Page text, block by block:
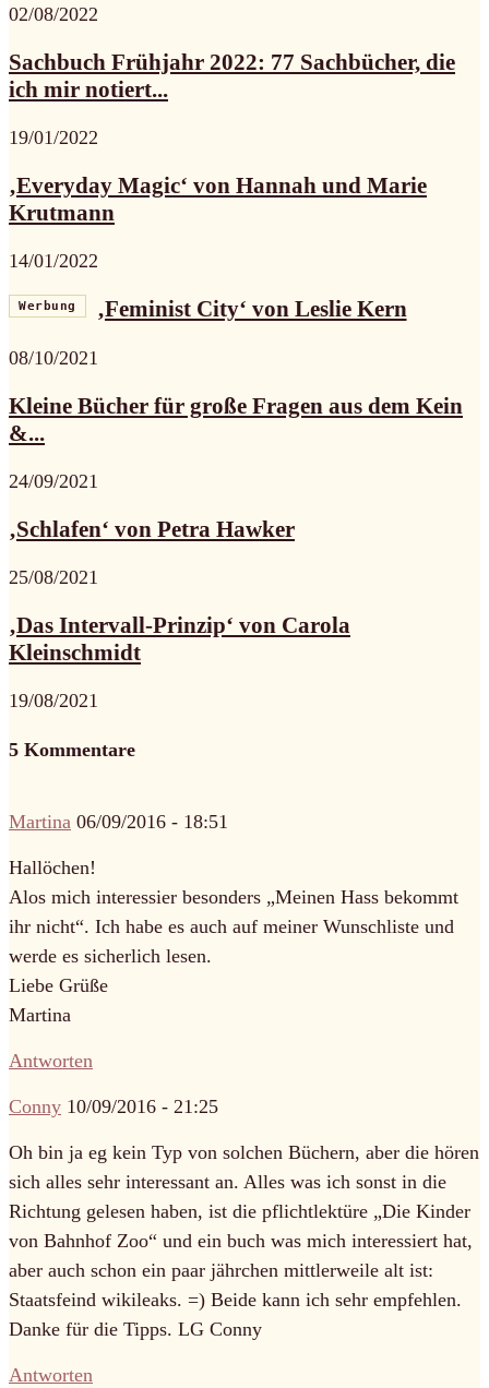
02/08/2022
Sachbuch Frühjahr 2022: 77 Sachbücher, die
ich mir notiert...
19/01/2022
‚Everyday Magic‘ von Hannah und Marie
Krutmann
14/01/2022
Werbung ‚Feminist City‘ von Leslie Kern
08/10/2021
Kleine Bücher für große Fragen aus dem Kein
&...
24/09/2021
‚Schlafen‘ von Petra Hawker
25/08/2021
‚Das Intervall-Prinzip‘ von Carola
Kleinschmidt
19/08/2021
5 Kommentare
Martina 06/09/2016 - 18:51
Hallöchen!
Alos mich interessier besonders „Meinen Hass bekommt
ihr nicht“. Ich habe es auch auf meiner Wunschliste und
werde es sicherlich lesen.
Liebe Grüße
Martina
Antworten
Conny 10/09/2016 - 21:25
Oh bin ja eg kein Typ von solchen Büchern, aber die hören
sich alles sehr interessant an. Alles was ich sonst in die
Richtung gelesen haben, ist die pflichtlektüre „Die Kinder
von Bahnhof Zoo“ und ein buch was mich interessiert hat,
aber auch schon ein paar jährchen mittlerweile alt ist:
Staatsfeind wikileaks. =) Beide kann ich sehr empfehlen.
Danke für die Tipps. LG Conny
Antworten